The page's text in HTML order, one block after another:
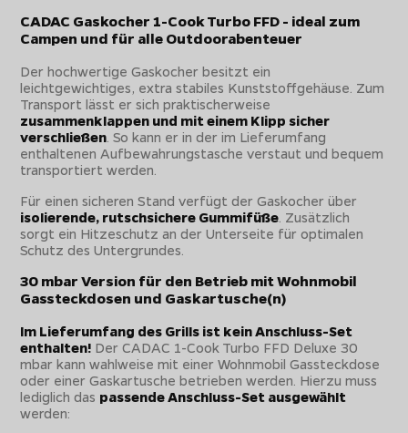
CADAC Gaskocher 1-Cook Turbo FFD - ideal zum
Campen und für alle Outdoorabenteuer
Der hochwertige Gaskocher besitzt ein
leichtgewichtiges, extra stabiles Kunststoffgehäuse. Zum
Transport lässt er sich praktischerweise
zusammenklappen und mit einem Klipp sicher
verschließen . So kann er in der im Lieferumfang
enthaltenen Aufbewahrungstasche verstaut und bequem
transportiert werden.
Für einen sicheren Stand verfügt der Gaskocher über
isolierende, rutschsichere Gummifüße . Zusätzlich
sorgt ein Hitzeschutz an der Unterseite für optimalen
Schutz des Untergrundes.
30 mbar Version für den Betrieb mit Wohnmobil
Gassteckdosen und Gaskartusche(n)
Im Lieferumfang des Grills ist kein Anschluss-Set
enthalten! Der CADAC 1-Cook Turbo FFD Deluxe 30
mbar kann wahlweise mit einer Wohnmobil Gassteckdose
oder einer Gaskartusche betrieben werden. Hierzu muss
lediglich das passende Anschluss-Set ausgewählt
werden: